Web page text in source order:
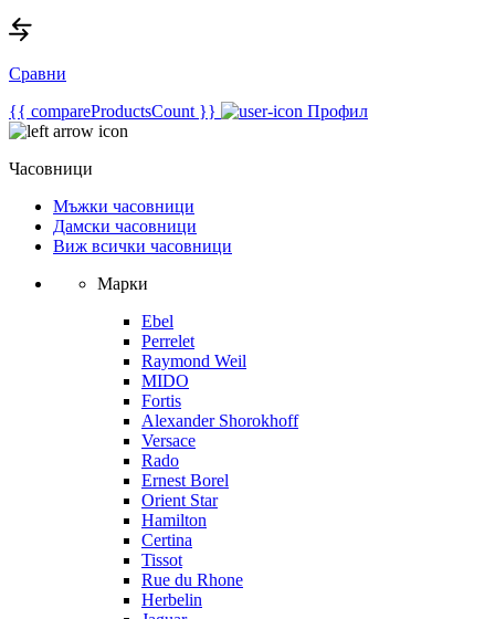
Сравни
{{ compareProductsCount }}
Профил
Часовници
Мъжки часовници
Дамски часовници
Виж всички часовници
Марки
Ebel
Perrelet
Raymond Weil
MIDO
Fortis
Alexander Shorokhoff
Versace
Rado
Ernest Borel
Orient Star
Hamilton
Certina
Tissot
Rue du Rhone
Herbelin